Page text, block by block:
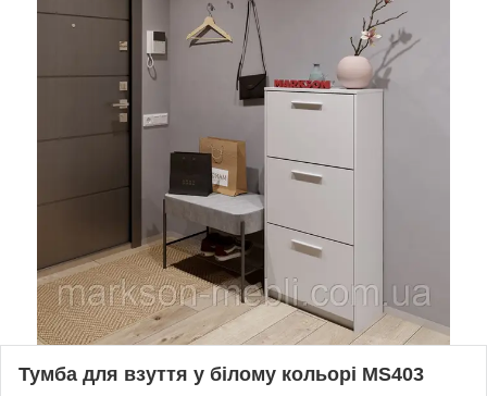
Тумба для взуття у білому кольорі MS403